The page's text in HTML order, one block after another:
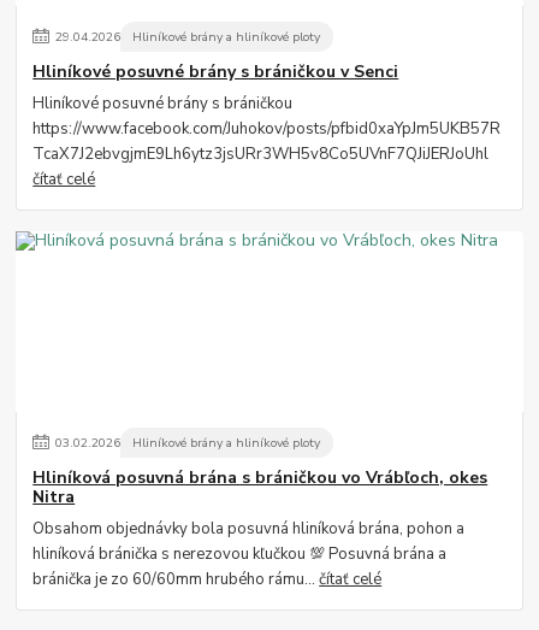
29.04.2026 Hliníkové brány a hliníkové ploty
Hliníkové posuvné brány s bráničkou v Senci
Hliníkové posuvné brány s bráničkou
https://www.facebook.com/Juhokov/posts/pfbid0xaYpJm5UKB57R
TcaX7J2ebvgjmE9Lh6ytz3jsURr3WH5v8Co5UVnF7QJiJERJoUhl
čítať celé
03.02.2026 Hliníkové brány a hliníkové ploty
Hliníková posuvná brána s bráničkou vo Vrábľoch, okes
Nitra
Obsahom objednávky bola posuvná hliníková brána, pohon a
hliníková bránička s nerezovou kľučkou 💯 Posuvná brána a
bránička je zo 60/60mm hrubého rámu...čítať celé